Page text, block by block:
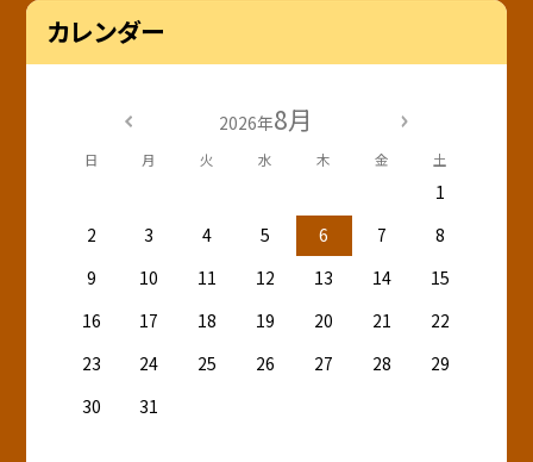
カレンダー
2026年8月
日 月 火 水 木 金 土
1
2
3 4 5 6 7
8
9
10 11 12 13 14
15
16
17 18 19 20 21
22
23
24 25 26 27 28
29
30
31